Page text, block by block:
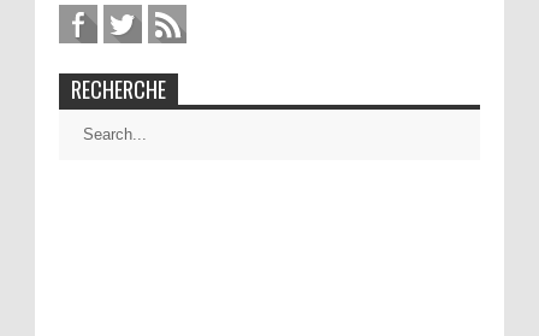
RECHERCHE